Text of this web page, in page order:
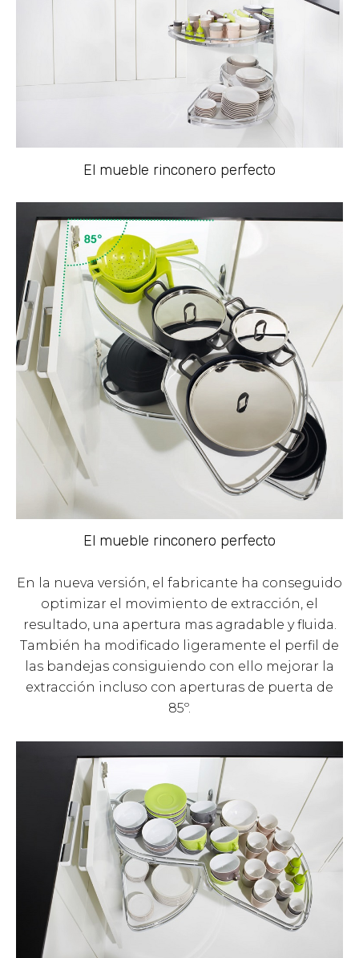
El mueble rinconero perfecto
El mueble rinconero perfecto
En la nueva versión, el fabricante ha conseguido
optimizar el movimiento de extracción, el
resultado, una apertura mas agradable y fluida.
También ha modificado ligeramente el perfil de
las bandejas consiguiendo con ello mejorar la
extracción incluso con aperturas de puerta de
85º.